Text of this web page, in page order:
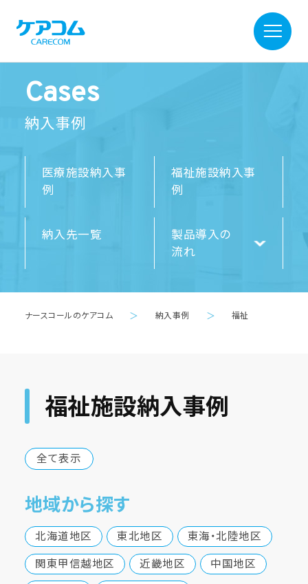
Cases
納入事例
医療施設納入事
例
福祉施設納入事
例
納入先一覧
製品導入の
流れ
ナースコールのケアコム ＞ 納入事例 ＞ 福祉
福祉施設納入事例
全て表示
地域から探す
北海道地区 東北地区
東海・北陸地区
関東甲信越地区
近畿地区
中国地区